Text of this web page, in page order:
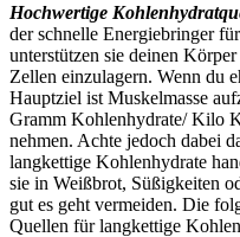
Hochwertige
der schnelle Energiebringer
unterstützen sie deinen
Zellen einzulagern. Wenn du
Hauptziel ist Muskelmasse
Gramm Kohlenhydrate/ Kilo
nehmen. Achte jedoch dabei
langkettige Kohlenhydrate
sie in Weißbrot, Süßigkeiten
gut es geht vermeiden. Die
Quellen für langkettige